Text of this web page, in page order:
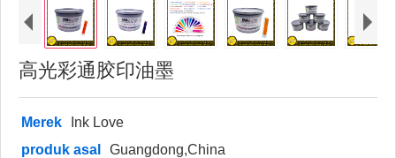
高光彩通胶印油墨
Merek
Ink Love
produk asal
Guangdong,China